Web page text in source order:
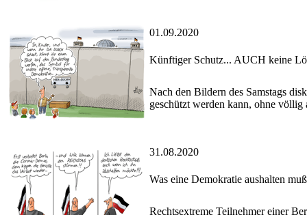
01.09.2020
Künftiger Schutz... AUCH keine
Nach den Bildern des Samstags
geschützt werden kann, ohne völlig
31.08.2020
Was eine Demokratie aushalten muß
Rechtsextreme Teilnehmer einer